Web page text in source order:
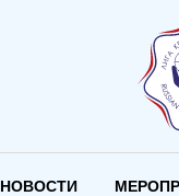
НОВОСТИ